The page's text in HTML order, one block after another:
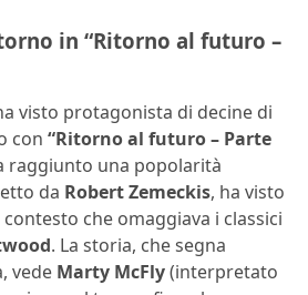
in “Ritorno al futuro –
visto protagonista di decine di
con “Ritorno al futuro – Parte
raggiunto una popolarità
da Robert Zemeckis, ha visto
che omaggiava i classici
. La storia, che segna
vede Marty McFly(interpretato